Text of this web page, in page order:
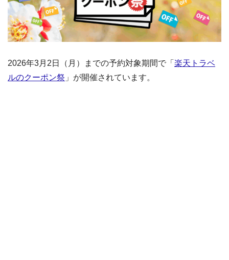
2026年3月2日（月）までの予約対象期間で「 楽天トラベ
ルのクーポン祭 」が開催されています。